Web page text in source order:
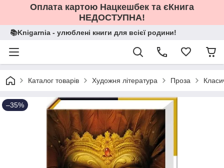
Оплата картою Нацкешбек та єКнига
НЕДОСТУПНА!
📚Knigarnia - улюблені книги для всієї родини!
Каталог товарів Художня література Проза
–35%